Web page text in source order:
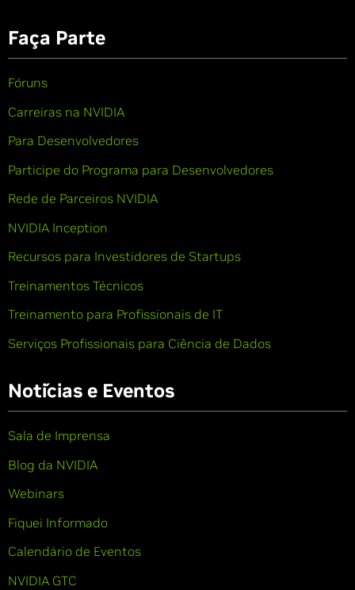
Faça Parte
Fóruns
Carreiras na NVIDIA
Para Desenvolvedores
Participe do Programa para Desenvolvedores
Rede de Parceiros NVIDIA
NVIDIA Inception
Recursos para Investidores de Startups
Treinamentos Técnicos
Treinamento para Profissionais de IT
Serviços Profissionais para Ciência de Dados
Notícias e Eventos
Sala de Imprensa
Blog da NVIDIA
Webinars
Fiquei Informado
Calendário de Eventos
NVIDIA GTC